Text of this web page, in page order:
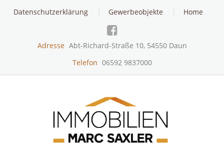
Datenschutzerklärung Gewerbeobjekte Home
Adresse Abt-Richard-Straße 10, 54550 Daun
Telefon 06592 9837000